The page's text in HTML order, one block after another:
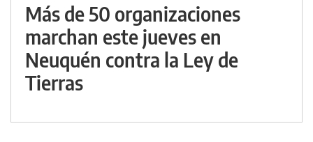
Más de 50 organizaciones
marchan este jueves en
Neuquén contra la Ley de
Tierras